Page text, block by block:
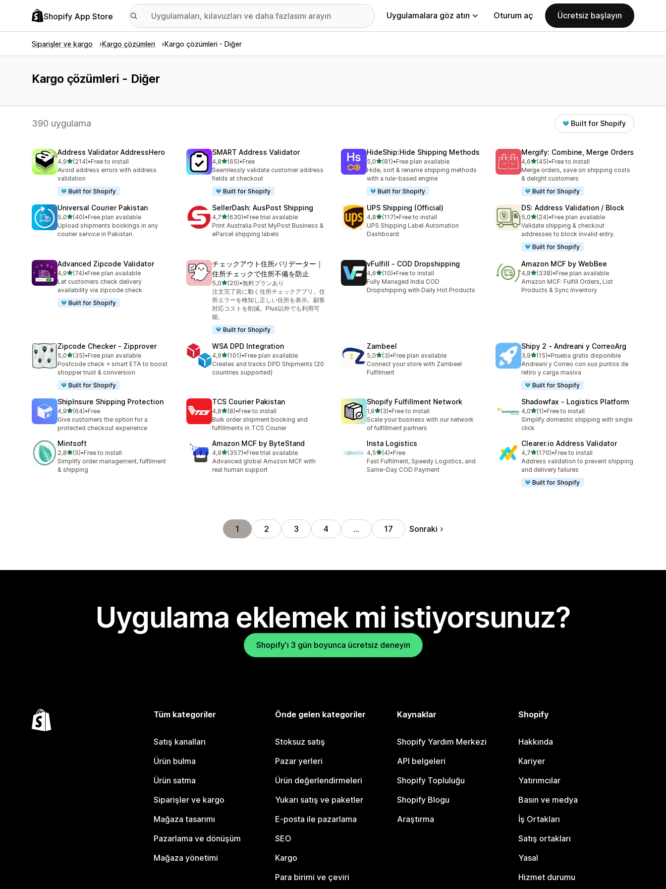
Shopify App Store Uygulamalara göz atın Oturum aç Ücretsiz başlayın
Siparişler ve kargo Kargo çözümleri Kargo çözümleri - Diğer
Kargo çözümleri - Diğer
390 uygulama Built for Shopify
Address Validator AddressHero
4,95 yıldız üzerinden
(214)
toplam 214 değerlendirme
•Free to install
Avoid address errors with address
validation
Built for Shopify
SMART Address Validator
4,85 yıldız üzerinden
(65)
toplam 65 değerlendirme
•Free
Seamlessly validate customer address
fields at checkout
Built for Shopify
HideShip:Hide Shipping Methods
5,05 yıldız üzerinden
(81)
toplam 81 değerlendirme
•Free plan available
Hide, sort & rename shipping methods
with a rule-based engine
Built for Shopify
Mergify: Combine, Merge Orders
4,65 yıldız üzerinden
(45)
toplam 45 değerlendirme
•Free to install
Merge orders, save on shipping costs
& delight customers
Built for Shopify
Universal Courier Pakistan
5,05 yıldız üzerinden
(40)
toplam 40 değerlendirme
•Free plan available
Upload shipments bookings in any
courier service in Pakistan.
SellerDash: AusPost Shipping
4,75 yıldız üzerinden
(630)
toplam 630 değerlendirme
•Free trial available
Print Australia Post MyPost Business &
eParcel shipping labels
UPS Shipping (Official)
4,85 yıldız üzerinden
(117)
toplam 117 değerlendirme
•Free to install
UPS Shipping Label Automation
Dashboard
DS: Address Validation / Block
5,05 yıldız üzerinden
(24)
toplam 24 değerlendirme
•Free plan available
Validate shipping & checkout
addresses to block invalid entry.
Built for Shopify
Advanced Zipcode Validator
4,95 yıldız üzerinden
(74)
toplam 74 değerlendirme
•Free plan available
Let customers check delivery
availability via zipcode check
Built for Shopify
チェックアウト住所バリデーター｜
住所チェックで住所不備を防止
5,05 yıldız üzerinden
(20)
toplam 20 değerlendirme
•無料プランあり
注文完了前に動く住所チェックアプリ。住
所エラーを検知し正しい住所を表示。顧客
対応コストを削減。Plus以外でも利用可
能。
Built for Shopify
vFulfill ‑ COD Dropshipping
4,65 yıldız üzerinden
(10)
toplam 10 değerlendirme
•Free to install
Fully Managed India COD
Dropshipping with Daily Hot Products
Amazon MCF by WebBee
4,85 yıldız üzerinden
(338)
toplam 338 değerlendirme
•Free plan available
Amazon MCF: Fulfill Orders, List
Products & Sync Inventory
Zipcode Checker ‑ Zipprover
5,05 yıldız üzerinden
(35)
toplam 35 değerlendirme
•Free plan available
Postcode check + smart ETA to boost
shopper trust & conversion
Built for Shopify
WSA DPD Integration
4,95 yıldız üzerinden
(101)
toplam 101 değerlendirme
•Free plan available
Creates and tracks DPD Shipments (20
countries supported)
Zambeel
5,05 yıldız üzerinden
(3)
toplam 3 değerlendirme
•Free plan available
Connect your store with Zambeel
Fulfilment
Shipy 2 ‑ Andreani y CorreoArg
3,95 yıldız üzerinden
(15)
toplam 15 değerlendirme
•Prueba gratis disponible
Andreani y Correo con sus puntos de
retiro y carga masiva
Built for Shopify
ShipInsure Shipping Protection
4,95 yıldız üzerinden
(64)
toplam 64 değerlendirme
•Free
Give customers the option for a
protected checkout experience
TCS Courier Pakistan
4,85 yıldız üzerinden
(8)
toplam 8 değerlendirme
•Free to install
Bulk order shipment booking and
fulfillments in TCS Courier
Shopify Fulfillment Network
1,95 yıldız üzerinden
(3)
toplam 3 değerlendirme
•Free to install
Scale your business with our network
of fulfillment partners
Shadowfax ‑ Logistics Platform
4,05 yıldız üzerinden
(1)
toplam 1 değerlendirme
•Free to install
Simplify domestic shipping with single
click
Mintsoft
2,85 yıldız üzerinden
(5)
toplam 5 değerlendirme
•Free to install
Simplify order management, fulfilment
& shipping
Amazon MCF by ByteStand
4,95 yıldız üzerinden
(357)
toplam 357 değerlendirme
•Free trial available
Advanced global Amazon MCF with
real human support
Insta Logistics
4,55 yıldız üzerinden
(4)
toplam 4 değerlendirme
•Free
Fast Fulfilment, Speedy Logistics, and
Same-Day COD Payment
Clearer.io Address Validator
4,75 yıldız üzerinden
(170)
toplam 170 değerlendirme
•Free to install
Address validation to prevent shipping
and delivery failures
Built for Shopify
1 2 3 4 … 17 Sonraki
Uygulama eklemek mi istiyorsunuz?
Shopify'ı 3 gün boyunca ücretsiz deneyin
Tüm kategoriler
Satış kanalları
Ürün bulma
Ürün satma
Siparişler ve kargo
Mağaza tasarımı
Pazarlama ve dönüşüm
Mağaza yönetimi
Önde gelen kategoriler
Stoksuz satış
Pazar yerleri
Ürün değerlendirmeleri
Yukarı satış ve paketler
E-posta ile pazarlama
SEO
Kargo
Para birimi ve çeviri
Kaynaklar
Shopify Yardım Merkezi
API belgeleri
Shopify Topluluğu
Shopify Blogu
Araştırma
Shopify
Hakkında
Kariyer
Yatırımcılar
Basın ve medya
İş Ortakları
Satış ortakları
Yasal
Hizmet durumu